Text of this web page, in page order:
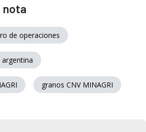
nota
de operaciones
granos CNV MINAGRI